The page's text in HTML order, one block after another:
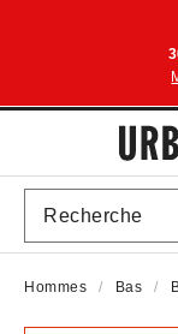
Hommes Bas